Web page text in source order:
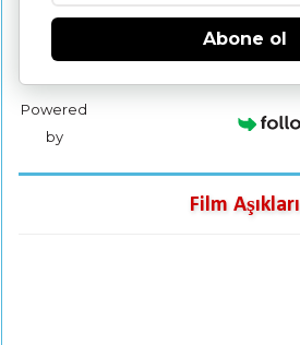
Abone ol
Powered
by
Film Aşıkları